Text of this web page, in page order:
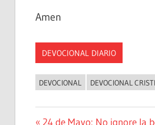
Amen
DEVOCIONAL DIARIO
DEVOCIONAL DEVOCIONAL
Entrada
24 de Mayo: No ignore la